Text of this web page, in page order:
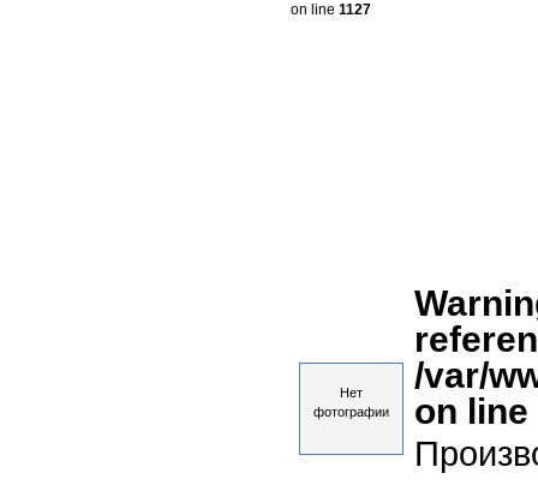
on line 1127
Нет
фотографии
/var/
on line